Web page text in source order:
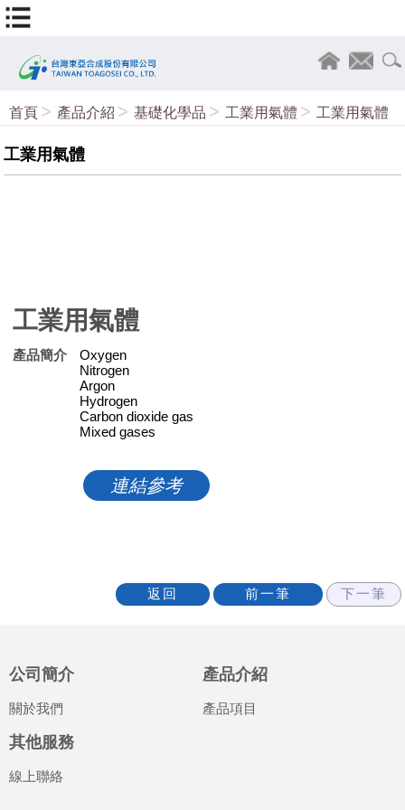
首頁 產品介紹 基礎化學品 工業用氣體 工業用氣體
工業用氣體
工業用氣體
產品簡介
Oxygen
Nitrogen
Argon
Hydrogen
Carbon dioxide gas
Mixed gases
連結參考
公司簡介
關於我們
產品介紹
產品項目
其他服務
線上聯絡